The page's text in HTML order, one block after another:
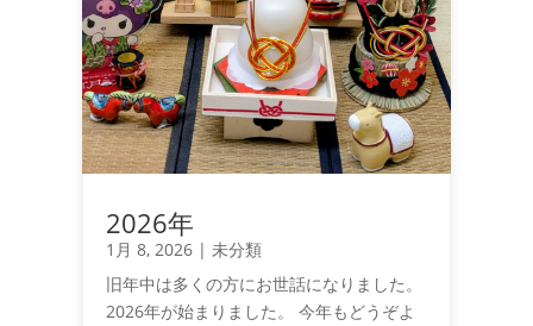
2026年
1月 8, 2026| 未分類
旧年中は多くの方にお世話になりました。
2026年が始まりました。 今年もどうぞよ